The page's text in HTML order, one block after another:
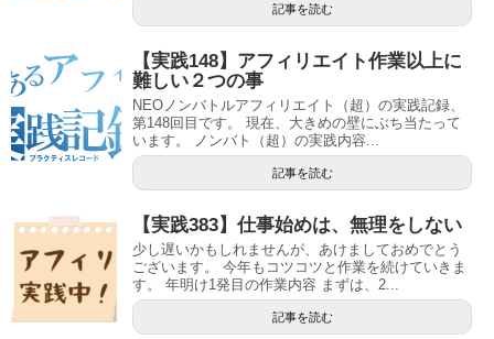
記事を読む
【実践148】アフィリエイト作業以上に
難しい２つの事
NEOノンバトルアフィリエイト（超）の実践記録、
第148回目です。 現在、大きめの壁にぶち当たって
います。 ノンバト（超）の実践内容...
記事を読む
【実践383】仕事始めは、無理をしない
少し遅いかもしれませんが、あけましておめでとう
ございます。 今年もコツコツと作業を続けていきま
す。 年明け1発目の作業内容 まずは、2...
記事を読む